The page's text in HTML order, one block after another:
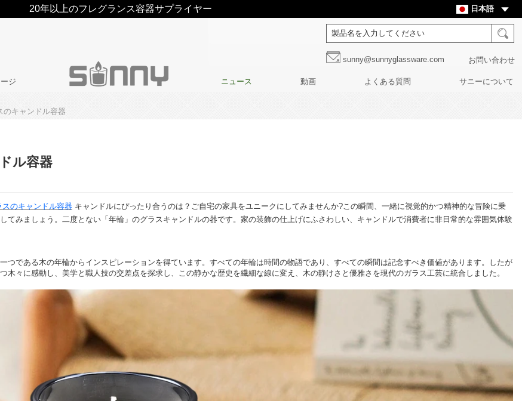
20年以上のフレグランス容器サプライヤー 日本語
sunny@sunnyglassware.com お問い合わせ
ジ ニュース 動画 よくある質問 サニーについて
のキャンドル容器
ル容器
スのキャンドル容器 キャンドルにぴったり合うのは？ご自宅の家具をユニークにしてみませんか?この瞬間、一緒に視覚的かつ精神的な冒険に乗
てみましょう。二度とない「年輪」のグラスキャンドルの器です。家の装飾の仕上げにふさわしい、キャンドルで消費者に非日常的な雰囲気体験
である木の年輪からインスピレーションを得ています。すべての年輪は時間の物語であり、すべての瞬間は記念すべき価値があります。したが
々に感動し、美学と職人技の交差点を探求し、この静かな歴史を繊細な線に変え、木の静けさと優雅さを現代のガラス工芸に統合しました。